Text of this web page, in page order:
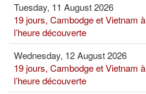
Tuesday, 11 August 2026
19 jours, Cambodge et Vietnam à
l’heure découverte
Wednesday, 12 August 2026
19 jours, Cambodge et Vietnam à
l’heure découverte